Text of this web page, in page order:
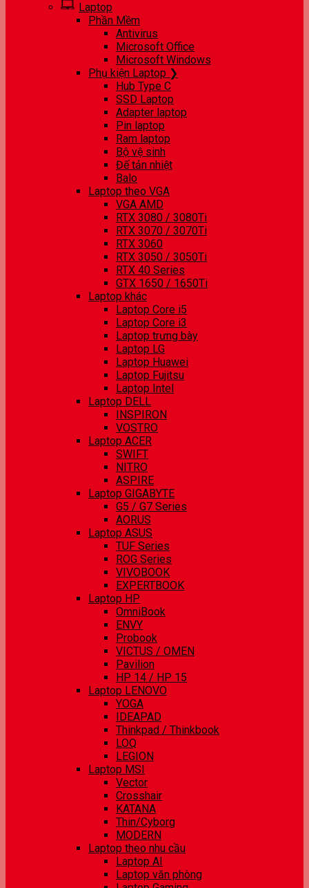
Laptop
Phần Mềm
Antivirus
Microsoft Office
Microsoft Windows
Phụ kiện Laptop ❯
Hub Type C
SSD Laptop
Adapter laptop
Pin laptop
Ram laptop
Bộ vệ sinh
Đế tản nhiệt
Balo
Laptop theo VGA
VGA AMD
RTX 3080 / 3080Ti
RTX 3070 / 3070Ti
RTX 3060
RTX 3050 / 3050Ti
RTX 40 Series
GTX 1650 / 1650Ti
Laptop khác
Laptop Core i5
Laptop Core i3
Laptop trưng bày
Laptop LG
Laptop Huawei
Laptop Fujitsu
Laptop Intel
Laptop DELL
INSPIRON
VOSTRO
Laptop ACER
SWIFT
NITRO
ASPIRE
Laptop GIGABYTE
G5 / G7 Series
AORUS
Laptop ASUS
TUF Series
ROG Series
VIVOBOOK
EXPERTBOOK
Laptop HP
OmniBook
ENVY
Probook
VICTUS / OMEN
Pavilion
HP 14 / HP 15
Laptop LENOVO
YOGA
IDEAPAD
Thinkpad / Thinkbook
LOQ
LEGION
Laptop MSI
Vector
Crosshair
KATANA
Thin/Cyborg
MODERN
Laptop theo nhu cầu
Laptop AI
Laptop văn phòng